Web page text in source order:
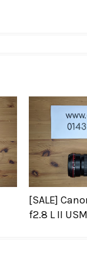
[SALE]
f2.8 L II